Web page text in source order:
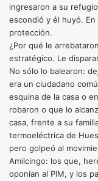
ingresaron a su
escondió y él huyó.
protección.
¿Por qué le
estratégico. Le
No sólo lo balearon:
era un ciudadano
esquina de la casa o
robaron o que lo
casa, frente a su
termoeléctrica de
pero golpeó al
Amilcingo: los que,
oponían al PIM, y los